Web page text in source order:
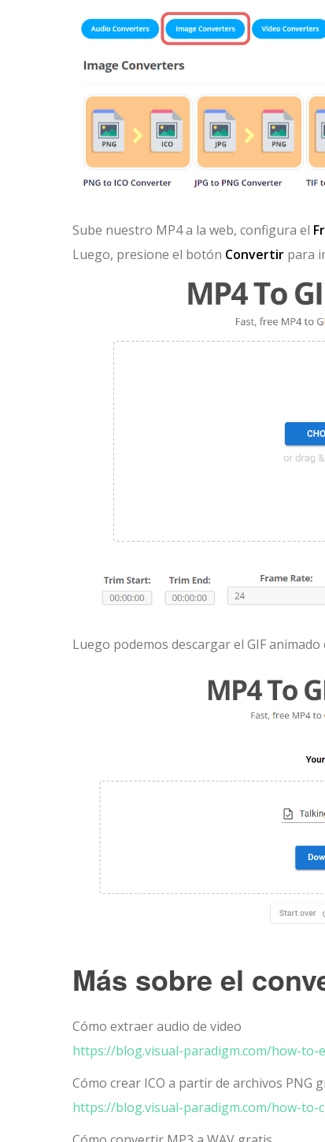
Sube nuestro MP4 a la web, configura el
Luego, presione el botón Convertir para
Luego podemos descargar el GIF
Más sobre el
Cómo extraer audio de video
https://blog.visual-paradigm.com/how-
Cómo crear ICO a partir de archivos PNG
https://blog.visual-paradigm.com/how-